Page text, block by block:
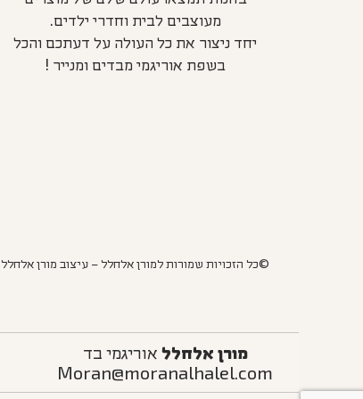
מעוצבים לבית וחדרי ילדים.
יחד ניצור את כל העולה על דעתכם והכל
בשפת אוריגמי מבדים ומנייר !
©כל הזכויות שמורות למורן אלחלל – עיצוב מורן אלחלל
מורן אלחלל אוריגמי בד
Moran@moranalhalel.com